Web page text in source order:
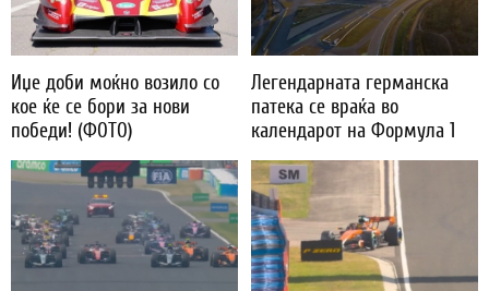
Иџе доби моќно возило со
кое ќе се бори за нови
победи! (ФОТО)
Легендарната германска
патека се враќа во
календарот на Формула 1